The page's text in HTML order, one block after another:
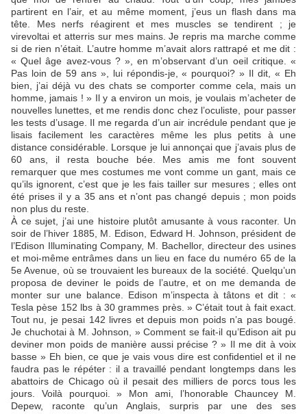
partirent en l’air, et au même moment, j’eus un flash dans ma
tête. Mes nerfs réagirent et mes muscles se tendirent ; je
virevoltai et atterris sur mes mains. Je repris ma marche comme
si de rien n’était. L’autre homme m’avait alors rattrapé et me dit :
« Quel âge avez-vous ? », en m’observant d’un oeil critique. «
Pas loin de 59 ans », lui répondis-je, « pourquoi? » Il dit, « Eh
bien, j’ai déjà vu des chats se comporter comme cela, mais un
homme, jamais ! » Il y a environ un mois, je voulais m’acheter de
nouvelles lunettes, et me rendis donc chez l’oculiste, pour passer
les tests d’usage. Il me regarda d’un air incrédule pendant que je
lisais facilement les caractères même les plus petits à une
distance considérable. Lorsque je lui annonçai que j’avais plus de
60 ans, il resta bouche bée. Mes amis me font souvent
remarquer que mes costumes me vont comme un gant, mais ce
qu’ils ignorent, c’est que je les fais tailler sur mesures ; elles ont
été prises il y a 35 ans et n’ont pas changé depuis ; mon poids
non plus du reste.
À ce sujet, j’ai une histoire plutôt amusante à vous raconter. Un
soir de l’hiver 1885, M. Edison, Edward H. Johnson, président de
l’Edison Illuminating Company, M. Bachellor, directeur des usines
et moi-même entrâmes dans un lieu en face du numéro 65 de la
5e Avenue, où se trouvaient les bureaux de la société. Quelqu’un
proposa de deviner le poids de l’autre, et on me demanda de
monter sur une balance. Edison m’inspecta à tâtons et dit : «
Tesla pèse 152 lbs à 30 grammes près. » C’était tout à fait exact.
Tout nu, je pesai 142 livres et depuis mon poids n’a pas bougé.
Je chuchotai à M. Johnson, » Comment se fait-il qu’Edison ait pu
deviner mon poids de manière aussi précise ? » Il me dit à voix
basse » Eh bien, ce que je vais vous dire est confidentiel et il ne
faudra pas le répéter : il a travaillé pendant longtemps dans les
abattoirs de Chicago où il pesait des milliers de porcs tous les
jours. Voilà pourquoi. » Mon ami, l’honorable Chauncey M.
Depew, raconte qu’un Anglais, surpris par une des ses